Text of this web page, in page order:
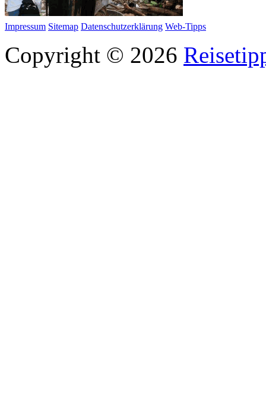
Impressum Sitemap Datenschutzerklärung Web-Tipps
Copyright © 2026